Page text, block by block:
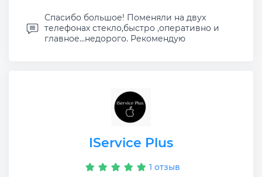
Спасибо большое! Поменяли на двух
телефонах стекло,быстро ,оперативно и
главное...недорого. Рекомендую
IService Plus
1 отзыв